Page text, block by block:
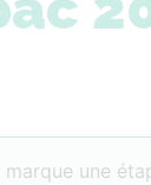
marque une